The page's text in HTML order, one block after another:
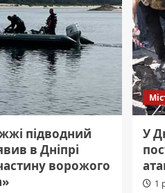
підводний
в Дніпрі
ворожого
У
1